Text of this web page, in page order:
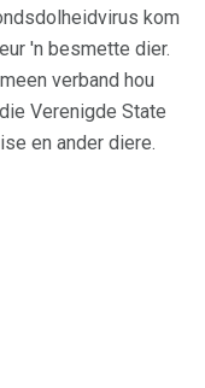
kom
'n besmette dier.
verband hou
Verenigde State
en ander diere.